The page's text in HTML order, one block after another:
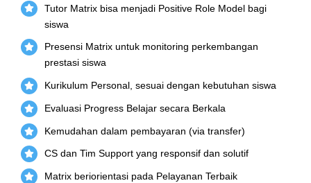
Tutor Matrix bisa menjadi Positive Role Model bagi
siswa
Presensi Matrix untuk monitoring perkembangan
prestasi siswa
Kurikulum Personal, sesuai dengan kebutuhan siswa
Evaluasi Progress Belajar secara Berkala
Kemudahan dalam pembayaran (via transfer)
CS dan Tim Support yang responsif dan solutif
Matrix beriorientasi pada Pelayanan Terbaik